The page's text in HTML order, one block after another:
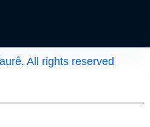
All rights reserved